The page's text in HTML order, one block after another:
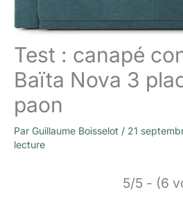
Test : canapé
Baïta Nova 3
paon
Par Guillaume Boisselot / 21
lecture
5/5 - (6